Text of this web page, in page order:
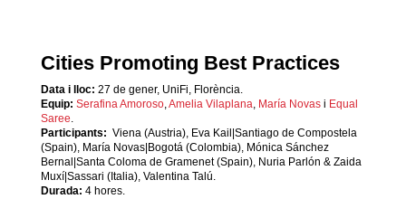
Cities Promoting Best Practices
Data i lloc: 27 de gener, UniFi, Florència.
Equip: Serafina Amoroso,Amelia Vilaplana, María Novasi Equal
Saree.
Participants: Viena (Austria), Eva Kail|Santiago de Compostela
(Spain), María Novas|Bogotá (Colombia), Mónica Sánchez
Bernal|Santa Coloma de Gramenet (Spain), Nuria Parlón & Zaida
Muxí|Sassari (Italia), Valentina Talú.
Durada: 4 hores.